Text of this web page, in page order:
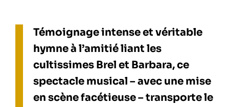
Témoignage intense et véritable
hymne à l’amitié liant les
cultissimes Brel et Barbara, ce
spectacle musical – avec une mise
en scène facétieuse – transporte le